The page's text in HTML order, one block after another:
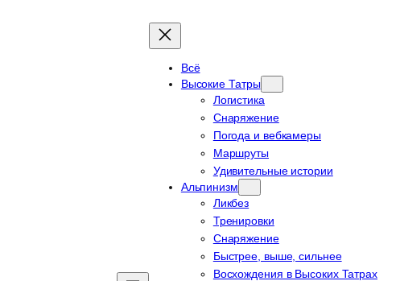
Всё
Высокие Татры
Логистика
Снаряжение
Погода и вебкамеры
Маршруты
Удивительные истории
Альпинизм
Ликбез
Тренировки
Снаряжение
Быстрее, выше, сильнее
Восхождения в Высоких Татрах